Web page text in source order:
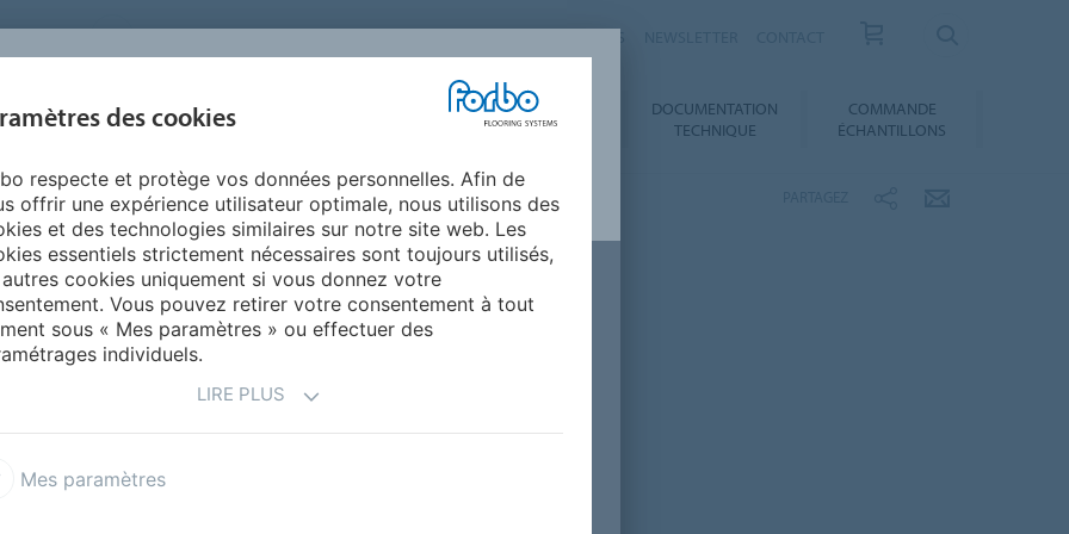
FRANCE
BLOG &
REALISATIONS
FAQ AIDE AU CHOIX
DOCUMENTATION
TECHNIQUE
COMMANDE
ÉCHANTILLONS
& vinyles dans l’habitat
DANS L’HABITAT
de sol adapté à l’ensemble des besoins.
pour une application dans l’habitat, du
et la salle à manger
de la sélection d’un revêtement de sol,
mais surtout l’efficacité acoustique, la résistance au
à roulettes, voire même aux taches), il est
type de local défini par
des cookies
respecte et protège vos données personnelles. Afin de
offrir une expérience utilisateur optimale, nous utilisons des
et des technologies similaires sur notre site web. Les
essentiels strictement nécessaires sont toujours utilisés,
cookies uniquement si vous donnez votre
Vous pouvez retirer votre consentement à tout
sous « Mes paramètres » ou effectuer des
individuels.
LIRE PLUS
Mes paramètres